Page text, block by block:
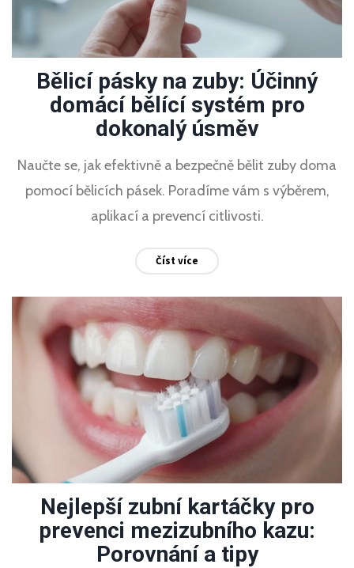
Bělicí pásky na zuby: Účinný
domácí bělící systém pro
dokonalý úsměv
Naučte se, jak efektivně a bezpečně bělit zuby doma
pomocí bělicích pásek. Poradíme vám s výběrem,
aplikací a prevencí citlivosti.
Číst více
Nejlepší zubní kartáčky pro
prevenci mezizubního kazu:
Porovnání a tipy